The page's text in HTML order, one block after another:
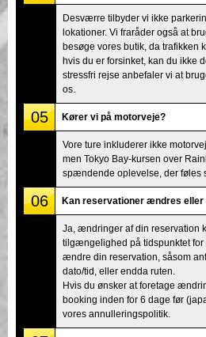
Desværre tilbyder vi ikke
lokationer. Vi fraråder også at
besøge vores butik, da trafikken
hvis du er forsinket, kan du ikke
stressfri rejse anbefaler vi at
os.
05 Kører vi på motorveje?
Vore ture inkluderer ikke
men Tokyo Bay-kursen over
spændende oplevelse, der føles
06 Kan reservationer ændres eller
Ja, ændringer af din reservation
tilgængelighed på tidspunktet for
ændre din reservation, såsom
dato/tid, eller endda ruten.
Hvis du ønsker at foretage
booking inden for 6 dage før
vores annulleringspolitik.